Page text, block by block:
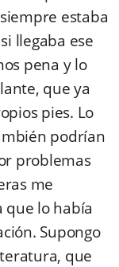
estaba
llegaba ese
pena y lo
que ya
pies. Lo
podrían
problemas
me
que lo había
Supongo
que